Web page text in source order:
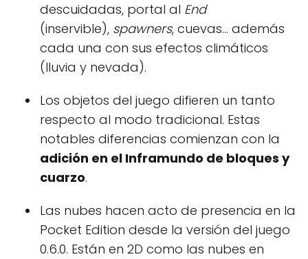
descuidadas, portal al End
(inservible), spawners, cuevas… además
cada una con sus efectos climáticos
(lluvia y nevada).
Los objetos del juego difieren un tanto
respecto al modo tradicional. Estas
notables diferencias comienzan con la
adición en el Inframundo de bloques y
cuarzo.
Las nubes hacen acto de presencia en la
Pocket Edition desde la versión del juego
0.6.0. Están en 2D como las nubes en